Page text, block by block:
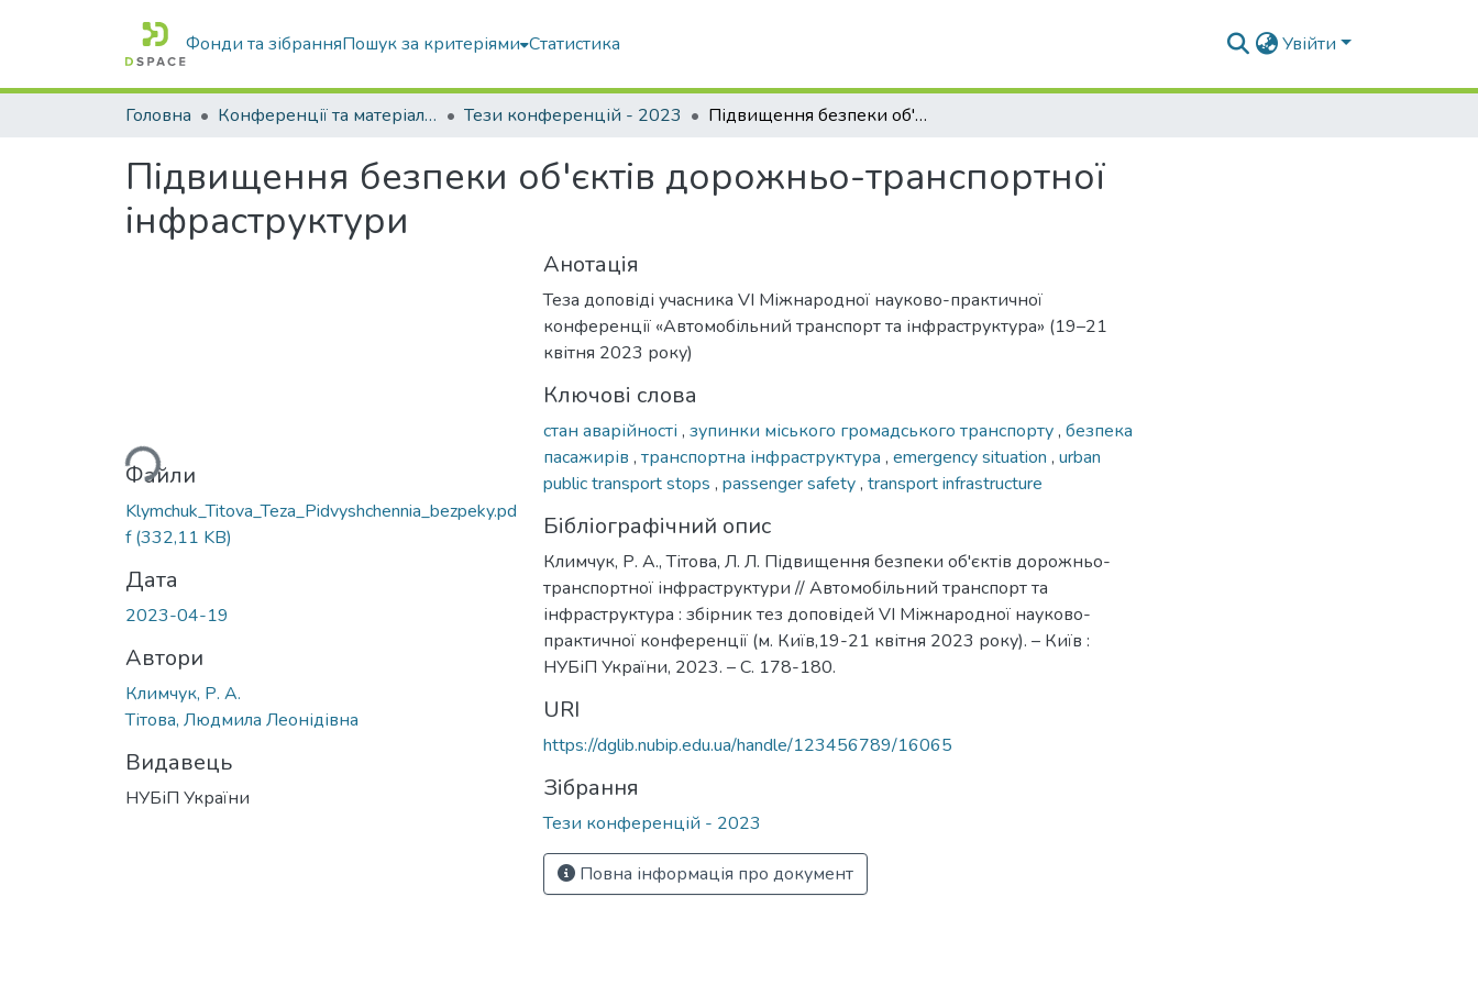
Фонди та зібранняПошук за критеріями Статистика Увійти
Головна Конференції та матеріали конференцій Тези конференцій - 2023 Підвищення безпеки об'єктів дорожньо-транспортної інфраструктури
Підвищення безпеки об'єктів дорожньо-транспортної
інфраструктури
Вантажиться...
Файли
Klymchuk_Titova_Teza_Pidvyshchennia_bezpeky.pd
f(332,11 KB)
Дата
2023-04-19
Автори
Климчук, Р. А.
Тітова, Людмила Леонідівна
Видавець
НУБіП України
Анотація
Теза доповіді учасника VІ Міжнародної науково-практичної
конференції «Автомобільний транспорт та інфраструктура» (19–21
квітня 2023 року)
Ключові слова
стан аварійності , зупинки міського громадського транспорту, безпека
пасажирів , транспортна інфраструктура , emergency situation , urban
public transport stops , passenger safety, transport infrastructure
Бібліографічний опис
Климчук, Р. А., Тітова, Л. Л. Підвищення безпеки об'єктів дорожньо-
транспортної інфраструктури // Автомобільний транспорт та
інфраструктура : збірник тез доповідей VІ Міжнародної науково-
практичної конференції (м. Київ,19-21 квітня 2023 року). – Київ :
НУБіП України, 2023. – С. 178-180.
URI
https://dglib.nubip.edu.ua/handle/123456789/16065
Зібрання
Тези конференцій - 2023
Повна інформація про документ